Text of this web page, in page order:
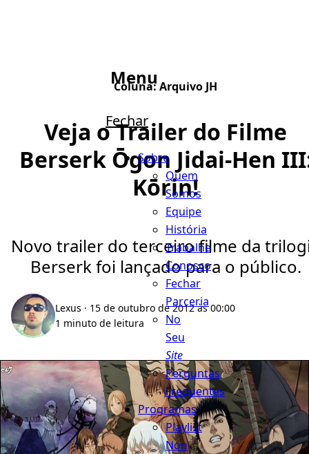
Menu
Fechar
Sobre
Quem
Somos
Equipe
História
Trabalhe
Conosco
Fechar
Parceria
No
Seu
Site
Perguntas
Frequentes
Programas
Playlist
Non
Coluna:Arquivo JH
Veja o Trailer do Filme
Berserk Ōgon Jidai-Hen
Kōrin!
Novo trailer do terceiro filme da
Berserk foi lançado para o público.
Lexus · 15 de outubro de 2012 às 00:00
1 minuto de leitura